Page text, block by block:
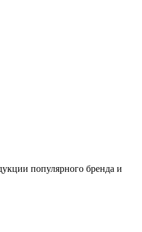
популярного бренда и